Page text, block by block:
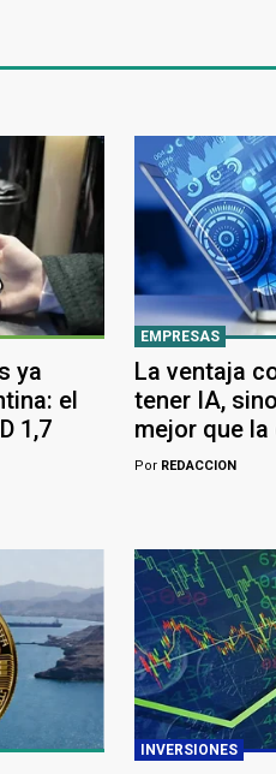
ya
el
1,7
EMPRESAS
La ventaja
tener IA,
mejor que
Por REDACCION
INVERSIONES